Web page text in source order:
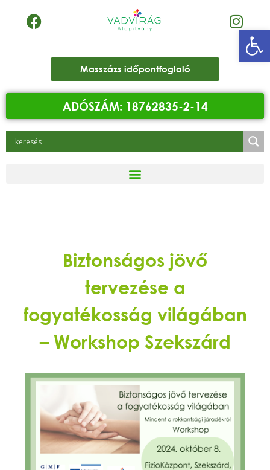
Masszázs időpontfoglaló
ADÓSZÁM: 18762835-2-14
Biztonságos jövő
tervezése a
fogyatékosság világában
– Workshop Szekszárd